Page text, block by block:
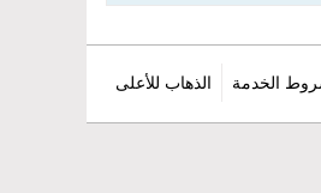
الخدمة الذهاب للأعلى